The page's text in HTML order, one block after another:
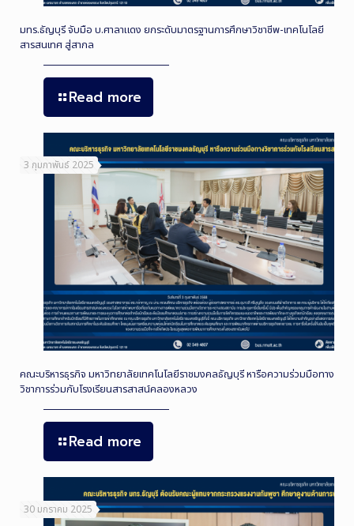
มทร.ธัญบุรี จับมือ บ.ศาลาแดง ยกระดับมาตรฐานการศึกษาวิชาชีพ-เทคโนโลยี
สารสนเทศ สู่สากล
Read more
3 กุมภาพันธ์ 2025
คณะบริหารธุรกิจ มหาวิทยาลัยเทคโนโลยีราชมงคลธัญบุรี หารือความร่วมมือทาง
วิชาการร่วมกับโรงเรียนสารสาสน์คลองหลวง
Read more
30 มกราคม 2025